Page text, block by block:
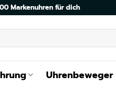
Markenuhren für dich
Uhrenbeweger